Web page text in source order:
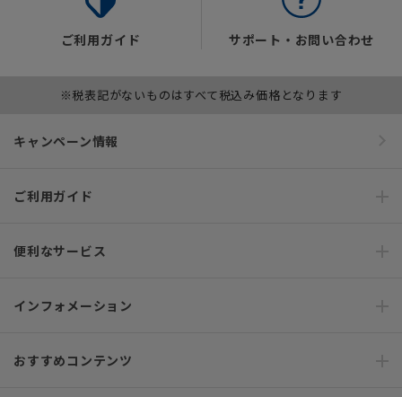
ご利用ガイド サポート・お問い合わせ
※税表記がないものはすべて税込み価格となります
キャンペーン情報
ご利用ガイド
便利なサービス
インフォメーション
おすすめコンテンツ